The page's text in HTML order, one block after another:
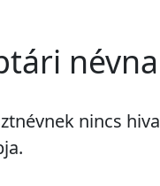
nincs